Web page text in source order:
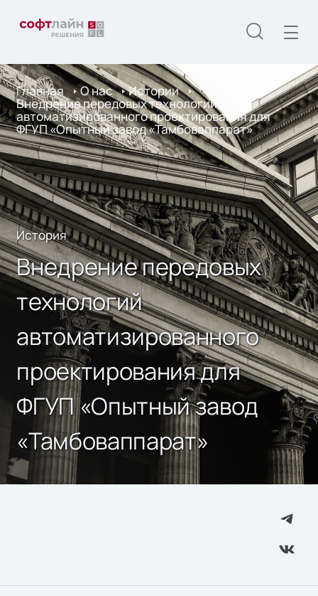
Главная О нас Истории
Внедрение передовых технологий
автоматизированного проектирования для
ФГУП «Опытный завод «Тамбоваппарат»
История
Внедрение передовых
технологий
автоматизированного
проектирования для
ФГУП «Опытный завод
«Тамбоваппарат»